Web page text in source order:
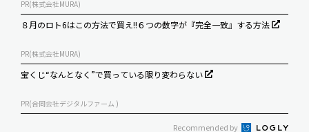
PR(株式会社MURA)
８月のロト6はこの方法で買え!!６つの数字が『完全一致』する方法
PR(株式会社MURA)
宝くじ“なんとなく”で買っている限り変わらない
PR(合同会社デジタルファーム )
Recommended by